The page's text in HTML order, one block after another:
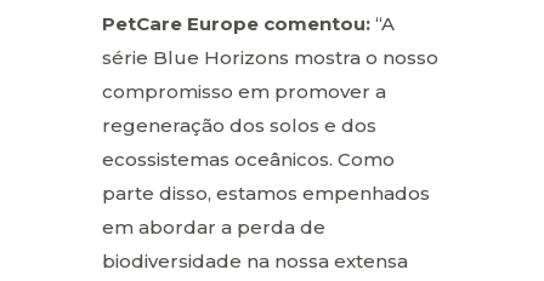
PetCare Europe comentou: “A
série Blue Horizons mostra o nosso
compromisso em promover a
regeneração dos solos e dos
ecossistemas oceânicos. Como
parte disso, estamos empenhados
em abordar a perda de
biodiversidade na nossa extensa